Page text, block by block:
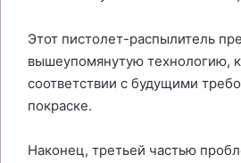
Этот пистолет-распылитель
вышеупомянутую технологию,
соответствии с будущими
покраске.
Наконец, третьей частью